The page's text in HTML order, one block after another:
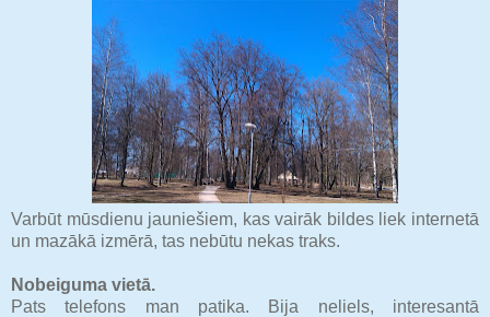
Varbūt mūsdienu jauniešiem, kas vairāk bildes liek internetā
un mazākā izmērā, tas nebūtu nekas traks.
Nobeiguma vietā.
Pats telefons man patika. Bija neliels, interesantā